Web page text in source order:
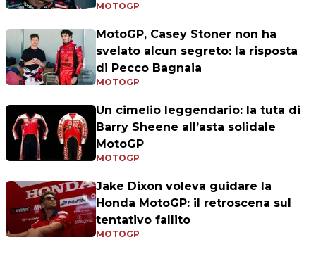
MOTOGP
MotoGP, Casey Stoner non ha
svelato alcun segreto: la risposta
di Pecco Bagnaia
MOTOGP
Un cimelio leggendario: la tuta di
Barry Sheene all’asta solidale
MotoGP
MOTOGP
Jake Dixon voleva guidare la
Honda MotoGP: il retroscena sul
tentativo fallito
MOTOGP